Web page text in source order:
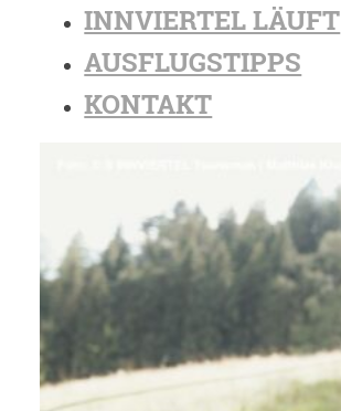
INNVIERTEL LÄUFT
AUSFLUGSTIPPS
KONTAKT